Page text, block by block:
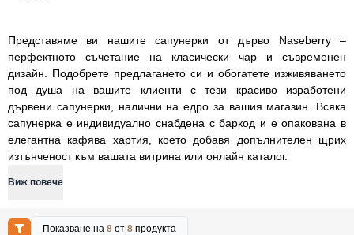
Представяме ви нашите сапунерки от дърво Naseberry –
перфектното съчетание на класически чар и съвременен
дизайн. Подобрете предлагането си и обогатете изживяването
под душа на вашите клиенти с тези красиво изработени
дървени сапунерки, налични на едро за вашия магазин. Всяка
сапунерка е индивидуално снабдена с баркод и е опакована в
елегантна кафява хартия, което добавя допълнителен щрих
изтънченост към вашата витрина или онлайн каталог.
Виж повече
Показване на8 от8 продукта